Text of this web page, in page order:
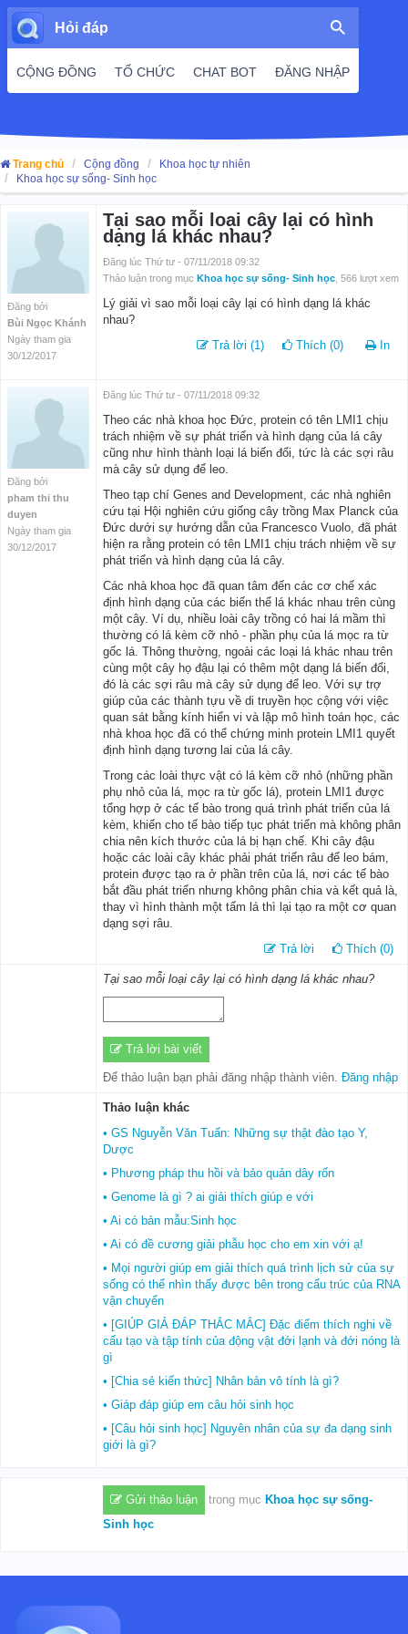
Hỏi đáp
CỘNG ĐỒNG TỔ CHỨC CHAT BOT ĐĂNG NHẬP
Trang chủ Cộng đồng
Khoa học tự nhiên
Khoa học sự sống- Sinh học
Đăng bởi
Bùi Ngọc Khánh
Ngày tham gia
30/12/2017
Tại sao mỗi loại cây lại có hình
dạng lá khác nhau?
Đăng lúc Thứ tư - 07/11/2018 09:32
Thảo luận trong mục Khoa học sự sống- Sinh học , 566 lượt xem
Lý giải vì sao mỗi loại cây lại có hình dạng lá khác
nhau?
Trả lời (1)
Thích (0) In
Đăng bởi
pham thi thu
duyen
Ngày tham gia
30/12/2017
Đăng lúc Thứ tư - 07/11/2018 09:32
Theo các nhà khoa học Đức, protein có tên LMI1 chịu
trách nhiệm về sự phát triển và hình dạng của lá cây
cũng như hình thành loại lá biến đổi, tức là các sợi râu
mà cây sử dụng để leo.
Theo tạp chí Genes and Development, các nhà nghiên
cứu tại Hội nghiên cứu giống cây trồng Max Planck của
Đức dưới sự hướng dẫn của Francesco Vuolo, đã phát
hiện ra rằng protein có tên LMI1 chịu trách nhiệm về sự
phát triển và hình dạng của lá cây.
Các nhà khoa học đã quan tâm đến các cơ chế xác
định hình dạng của các biến thể lá khác nhau trên cùng
một cây. Ví dụ, nhiều loài cây trồng có hai lá mầm thì
thường có lá kèm cỡ nhỏ - phần phụ của lá mọc ra từ
gốc lá. Thông thường, ngoài các loại lá khác nhau trên
cùng một cây họ đậu lại có thêm một dạng lá biến đổi,
đó là các sợi râu mà cây sử dụng để leo. Với sự trợ
giúp của các thành tựu về di truyền học cộng với việc
quan sát bằng kính hiển vi và lập mô hình toán học, các
nhà khoa học đã có thể chứng minh protein LMI1 quyết
định hình dạng tương lai của lá cây.
Trong các loài thực vật có lá kèm cỡ nhỏ (những phần
phụ nhỏ của lá, mọc ra từ gốc lá), protein LMI1 được
tổng hợp ở các tế bào trong quá trình phát triển của lá
kèm, khiến cho tế bào tiếp tục phát triển mà không phân
chia nên kích thước của lá bị hạn chế. Khi cây đậu
hoặc các loài cây khác phải phát triển râu để leo bám,
protein được tạo ra ở phần trên của lá, nơi các tế bào
bắt đầu phát triển nhưng không phân chia và kết quả là,
thay vì hình thành một tấm lá thì lại tạo ra một cơ quan
dạng sợi râu.
Trả lời
Thích (0)
Tại sao mỗi loại cây lại có hình dạng lá khác nhau?
Trả lời bài viết
Để thảo luận bạn phải đăng nhập thành viên. Đăng nhập
Thảo luận khác
• GS Nguyễn Văn Tuấn: Những sự thật đào tạo Y,
Dược
• Phương pháp thu hồi và bảo quản dây rốn
• Genome là gì ? ai giải thích giúp e với
• Ai có bản mẫu:Sinh học
• Ai có đề cương giải phẫu học cho em xin với ạ!
• Mọi người giúp em giải thích quá trình lịch sử của sự
sống có thể nhìn thấy được bên trong cấu trúc của RNA
vận chuyển
• [GIÚP GIẢ ĐÁP THẮC MẮC] Đặc điểm thích nghi về
cấu tạo và tập tính của động vật đới lạnh và đới nóng là
gì
• [Chia sẻ kiến thức] Nhân bản vô tính là gì?
• Giáp đáp giúp em câu hỏi sinh học
• [Câu hỏi sinh học] Nguyên nhân của sự đa dạng sinh
giới là gì?
Gửi thảo luận trong mục Khoa học sự sống-
Sinh học